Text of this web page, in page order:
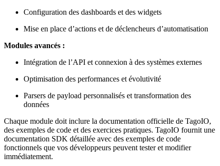
Configuration des dashboards et des widgets
Mise en place d’actions et de déclencheurs d’automatisation
Modules avancés :
Intégration de l’API et connexion à des systèmes externes
Optimisation des performances et évolutivité
Parsers de payload personnalisés et transformation des
données
Chaque module doit inclure la documentation officielle de TagoIO,
des exemples de code et des exercices pratiques. TagoIO fournit une
documentation SDK détaillée avec des exemples de code
fonctionnels que vos développeurs peuvent tester et modifier
immédiatement.